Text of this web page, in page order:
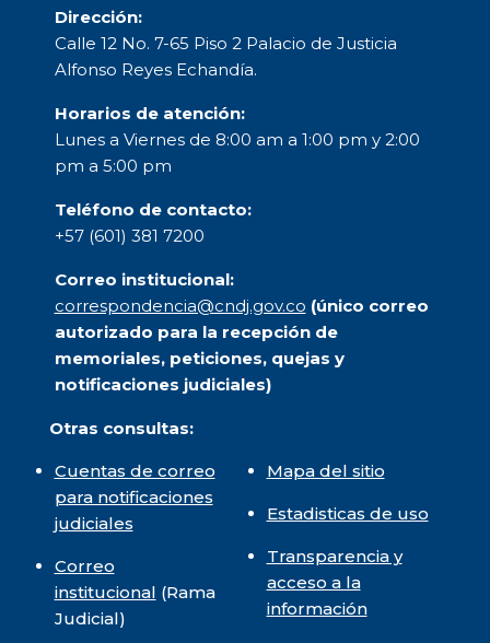
Dirección:
Calle 12 No. 7-65 Piso 2 Palacio de Justicia
Alfonso Reyes Echandía.
Horarios de atención:
Lunes a Viernes de 8:00 am a 1:00 pm y 2:00
pm a 5:00 pm
Teléfono de contacto:
+57 (601) 381 7200
Correo institucional:
correspondencia@cndj.gov.co (único correo
autorizado para la recepción de
memoriales, peticiones, quejas y
notificaciones judiciales)
Otras consultas:
Cuentas de correo
para notificaciones
judiciales
Correo
institucional (Rama
Judicial)
Mapa del sitio
Estadisticas de uso
Transparencia y
acceso a la
información